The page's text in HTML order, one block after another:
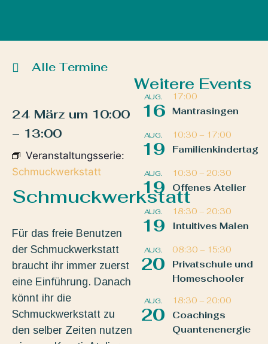
Alle Termine
24 März um 10:00
– 13:00
Veranstaltungsserie:
Schmuckwerkstatt
Schmuckwerkstatt
Für das freie Benutzen
der Schmuckwerkstatt
braucht ihr immer zuerst
eine Einführung. Danach
könnt ihr die
Schmuckwerkstatt zu
den selber Zeiten nutzen
Weitere Events
AUG.
16
17:00
Mantrasingen
AUG.
19
10:30 – 17:00
Familienkindertag
AUG.
19
10:30 – 20:30
Offenes Atelier
AUG.
19
18:30 – 20:30
Intuitives Malen
AUG.
20
08:30 – 15:30
Privatschule und
Homeschooler
AUG.
20
18:30 – 20:00
Coachings
Quantenenergie